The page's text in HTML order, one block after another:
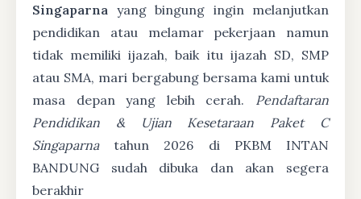
Singaparna yang bingung ingin melanjutkan
pendidikan atau melamar pekerjaan namun
tidak memiliki ijazah, baik itu ijazah SD, SMP
atau SMA, mari bergabung bersama kami untuk
masa depan yang lebih cerah. Pendaftaran
Pendidikan & Ujian Kesetaraan Paket C
Singaparnatahun 2026 di PKBM INTAN
BANDUNG sudah dibuka dan akan segera
berakhir